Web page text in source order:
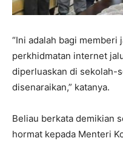
“Ini adalah bagi memberi
perkhidmatan internet
diperluaskan di sekolah-
disenaraikan,” katanya.
Beliau berkata demikian
hormat kepada Menteri